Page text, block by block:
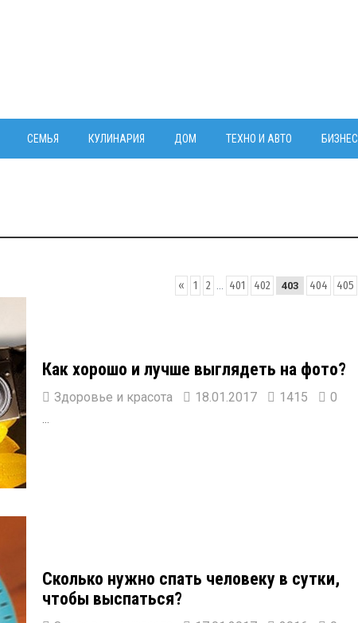
СЕМЬЯ КУЛИНАРИЯ ДОМ ТЕХНО И АВТО БИЗНЕС
« 1 2 401 402 403 404 405
Как хорошо и лучше выглядеть на фото?
Здоровье и красота 18.01.2017 1415 0
Сколько нужно спать человеку в сутки,
чтобы выспаться?